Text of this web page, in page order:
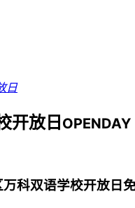
日
开放日 OPENDAY
科双语学校开放日